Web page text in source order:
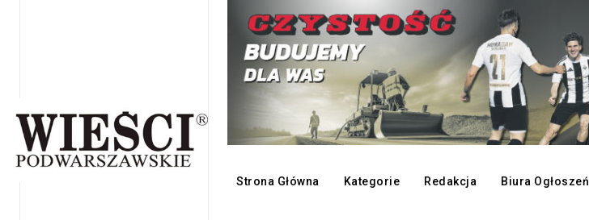
Strona Główna Kategorie Redakcja Biura Ogłoszeń